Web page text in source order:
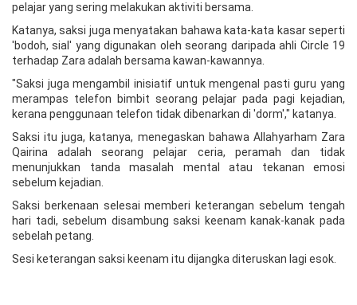
pelajar yang sering melakukan aktiviti bersama.
Katanya, saksi juga menyatakan bahawa kata-kata kasar seperti
'bodoh, sial' yang digunakan oleh seorang daripada ahli Circle 19
terhadap Zara adalah bersama kawan-kawannya.
"Saksi juga mengambil inisiatif untuk mengenal pasti guru yang
merampas telefon bimbit seorang pelajar pada pagi kejadian,
kerana penggunaan telefon tidak dibenarkan di 'dorm'," katanya.
Saksi itu juga, katanya, menegaskan bahawa Allahyarham Zara
Qairina adalah seorang pelajar ceria, peramah dan tidak
menunjukkan tanda masalah mental atau tekanan emosi
sebelum kejadian.
Saksi berkenaan selesai memberi keterangan sebelum tengah
hari tadi, sebelum disambung saksi keenam kanak-kanak pada
sebelah petang.
Sesi keterangan saksi keenam itu dijangka diteruskan lagi esok.